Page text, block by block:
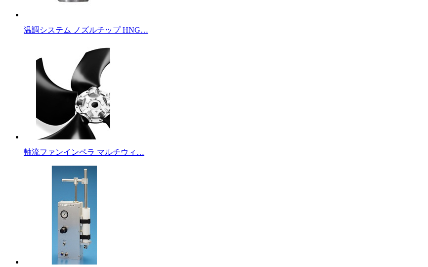
温調システム ノズルチップ HNG…
軸流ファンインペラ マルチウィ…